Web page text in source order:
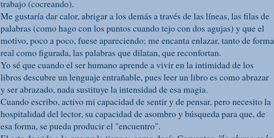
trabajo (cocreando).
Me gustaría dar calor, abrigar a los demás a través de las líneas, las filas de
palabras (como hago con los puntos cuando tejo con dos agujas) y que el
motivo, poco a poco, fuese apareciendo; me encanta enlazar, tanto de forma
real como figurada, las palabras que dilatan, que reconfortan.
Yo sé que cuando el ser humano aprende a vivir en la intimidad de los
libros descubre un lenguaje entrañable, pues leer un libro es como abrazar
y ser abrazado, nada sustituye la intensidad de esa magia.
Cuando escribo, activo mi capacidad de sentir y de pensar, pero necesito la
hospitalidad del lector, su capacidad de asombro y búsqueda para que, de
esa forma, se pueda producir el "encuentro".